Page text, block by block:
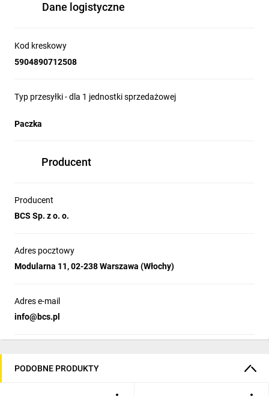
Dane logistyczne
Kod kreskowy
5904890712508
Typ przesyłki - dla 1 jednostki sprzedażowej
Paczka
Producent
Producent
BCS Sp. z o. o.
Adres pocztowy
Modularna 11, 02-238 Warszawa (Włochy)
Adres e-mail
info@bcs.pl
PODOBNE PRODUKTY